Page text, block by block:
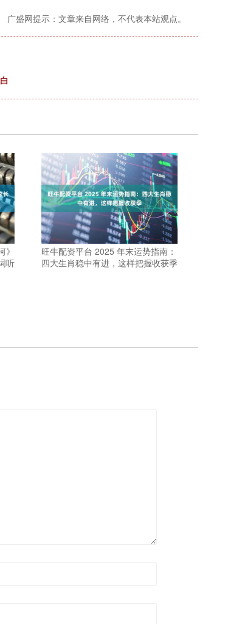
广盛网提示：文章来自网络，不代表本站观点。
听
旺牛配资平台 2025 年末运势指南：
四大生肖稳中有进，这样把握收获季